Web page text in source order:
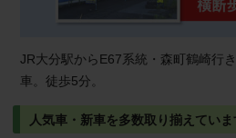
JR大分駅からE67系統・森町鶴崎行
車。徒歩5分。
人気車・新車を多数取り揃えていま